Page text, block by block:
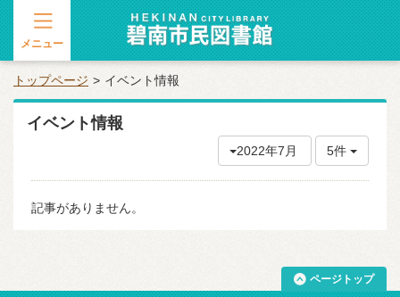
メニュー
トップページ イベント情報
イベント情報
2022年7月 5件
記事がありません。
ページトップ